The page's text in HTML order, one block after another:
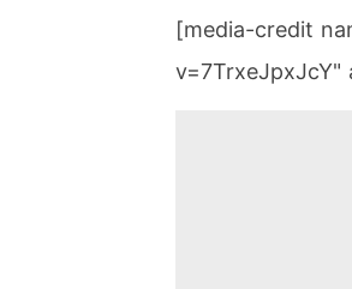
[media-credit
v=7TrxeJpxJcY"